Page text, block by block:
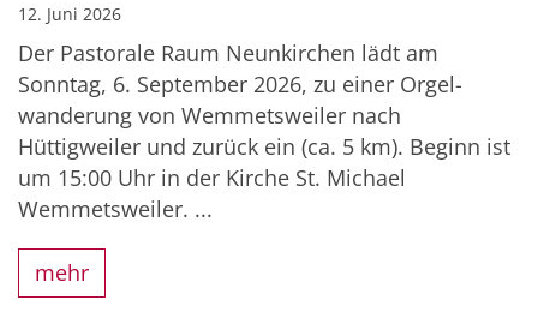
12. Juni 2026
Der Pastorale Raum Neunkirchen lädt am
Sonntag, 6. September 2026, zu einer Orgel-
wanderung von Wemmetsweiler nach
Hüttigweiler und zurück ein (ca. 5 km). Beginn ist
um 15:00 Uhr in der Kirche St. Michael
Wemmetsweiler. ...
mehr